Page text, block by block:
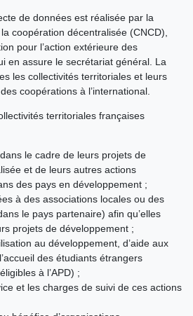
de données est réalisée par la
coopération décentralisée (CNCD),
pour l’action extérieure des
en assure le secrétariat général. La
les collectivités territoriales et leurs
coopérations à l’international.
territoriales françaises
le cadre de leurs projets de
et de leurs autres actions
des pays en développement ;
à des associations locales ou des
le pays partenaire) afin qu’elles
projets de développement ;
au développement, d’aide aux
des étudiants étrangers
à l’APD) ;
et les charges de suivi de ces actions